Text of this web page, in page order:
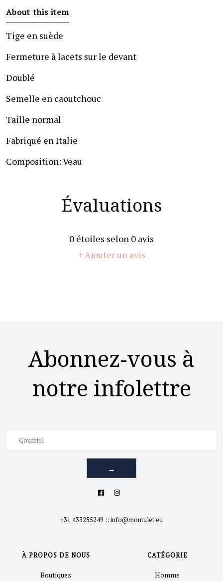
About this item
Tige en suède
Fermeture à lacets sur le devant
Doublé
Semelle en caoutchouc
Taille normal
Fabriqué en Italie
Composition: Veau
Évaluations
0 étoiles selon 0 avis
+ Ajouter un avis
Abonnez-vous à
notre infolettre
→
+31 433255249 :: info@montulet.eu
À PROPOS DE NOUS
Boutiques
CATÉGORIE
Homme